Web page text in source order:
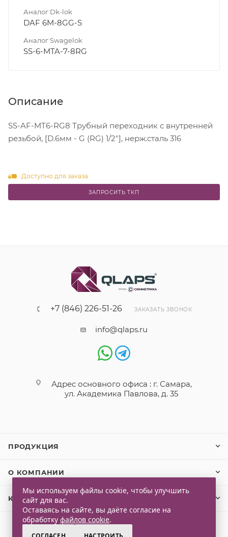
Аналог Dk-lok
DAF 6M-8GG-S
Аналог Swagelok
SS-6-MTA-7-8RG
Описание
SS-AF-MT6-RG8 Трубный переходник с внутренней
резьбой, [D.6мм - G (RG) 1/2"], нерж.сталь 316
Доступно для заказа
ЗАПРОСИТЬ ТКП
+7 (846) 226-51-26 ЗАКАЗАТЬ ЗВОНОК
info@qlaps.ru
Адрес основного офиса : г. Самара,
ул. Академика Павлова, д. 35
ПРОДУКЦИЯ
О КОМПАНИИ
КЛИЕНТАМ
Мы используем файлы cookie, чтобы улучшить
сайт для вас.
Оставаясь на сайте, вы даёте согласие на
обработку файлов cookie.